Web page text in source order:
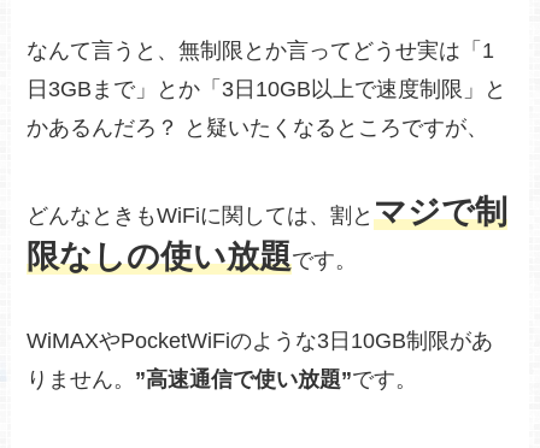
なんて言うと、無制限とか言ってどうせ実は「1
日3GBまで」とか「3日10GB以上で速度制限」と
かあるんだろ？ と疑いたくなるところですが、
どんなときもWiFiに関しては、割とマジで制
限なしの使い放題です。
WiMAXやPocketWiFiのような3日10GB制限があ
りません。 ”高速通信で使い放題”です。